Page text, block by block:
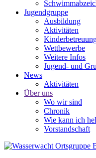
Jugendgruppe
Ausbildung
Aktivitäten
Wettbewerbe
Weitere Infos
Jugend- und
News
Aktivitäten
Über uns
Wo wir sind
Chronik
Wie kann ich
Vorstandschaft